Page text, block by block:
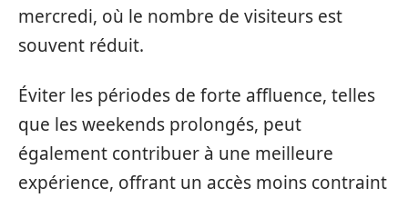
mercredi, où le nombre de visiteurs est
souvent réduit.
Éviter les périodes de forte affluence, telles
que les weekends prolongés, peut
également contribuer à une meilleure
expérience, offrant un accès moins contraint